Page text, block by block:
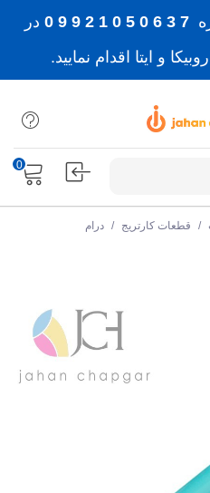
7 3 6 0 5 0 1 2 9 9 0
در
و ایتا اقدام نمایید.
0
/ قطعات کارتریج / درام